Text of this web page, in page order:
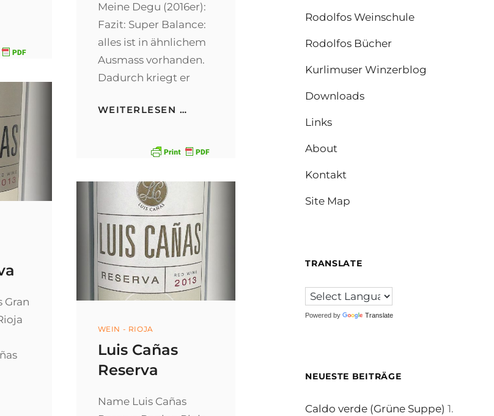
Meine Degu (2016er):
Fazit: Super Balance:
alles ist in ähnlichem
Ausmass vorhanden.
Dadurch kriegt er
WEITERLESEN …
Gran
Categories
WEIN - RIOJA
Luis Cañas
Reserva
Name Luis Cañas
Rodolfos Weinschule
Rodolfos Bücher
Kurlimuser Winzerblog
Downloads
Links
About
Kontakt
Site Map
TRANSLATE
Powered by Translate
NEUESTE BEITRÄGE
Caldo verde (Grüne Suppe) 1.